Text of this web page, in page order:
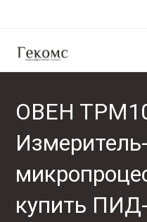
ОВЕН
купить